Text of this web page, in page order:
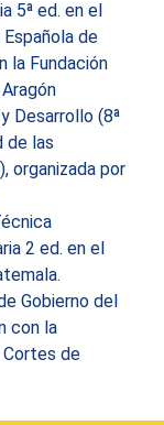
5ª ed. en el
de
la Fundación
Desarrollo (8ª
de las
organizada por
2 ed. en el
Gobierno del
con la
Cortes de